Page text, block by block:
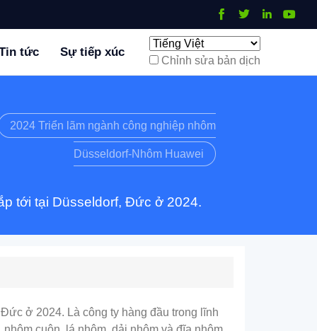
tức Sự tiếp xúc
Chỉnh sửa bản dịch
2024 Triển lãm ngành công nghiệp nhôm
Düsseldorf-Nhôm Huawei
tới tại Düsseldorf, Đức ở 2024.
ở 2024. Là công ty hàng đầu trong lĩnh